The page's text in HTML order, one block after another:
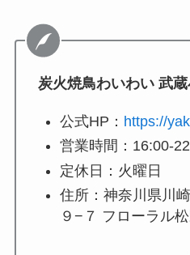
炭火焼鳥わいわい 武
公式HP： https://
営業時間：16:00-
定休日：火曜日
住所：神奈川県川
９−７ フローラル